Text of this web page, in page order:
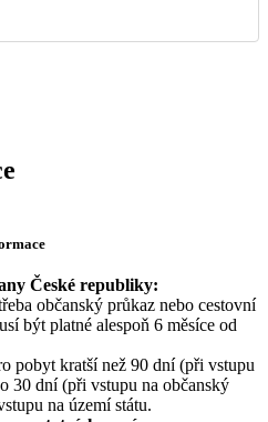
České republiky:
občanský průkaz nebo cestovní
být platné alespoň 6 měsíce od
pobyt kratší než 90 dní (při vstupu
30 dní (při vstupu na občanský
na území státu.